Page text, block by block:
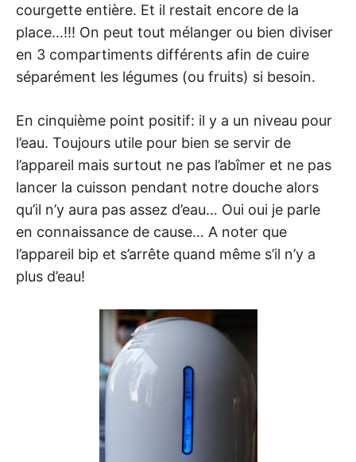
courgette entière. Et il restait encore de la
place…!!! On peut tout mélanger ou bien diviser
en 3 compartiments différents afin de cuire
séparément les légumes (ou fruits) si besoin.
En cinquième point positif: il y a un niveau pour
l’eau. Toujours utile pour bien se servir de
l’appareil mais surtout ne pas l’abîmer et ne pas
lancer la cuisson pendant notre douche alors
qu’il n’y aura pas assez d’eau… Oui oui je parle
en connaissance de cause… A noter que
l’appareil bip et s’arrête quand même s’il n’y a
plus d’eau!